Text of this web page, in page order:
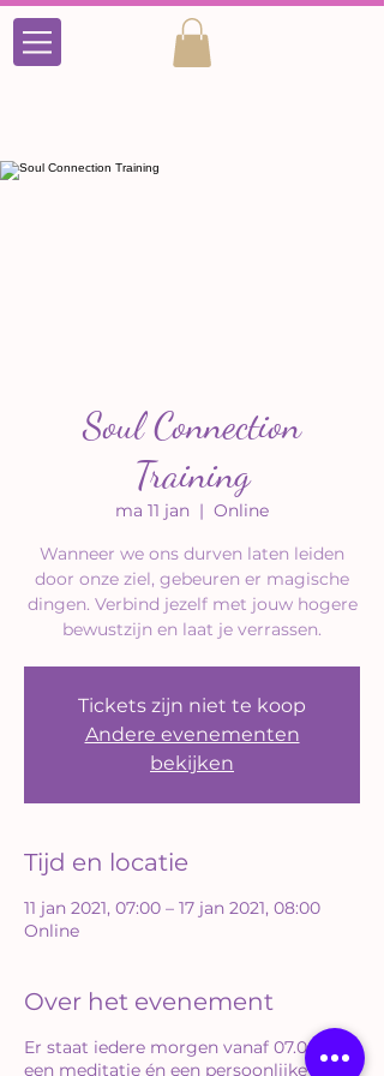
Soul Connection
Training
ma 11 jan
  |
Online
Wanneer we ons durven laten leiden
door onze ziel, gebeuren er magische
dingen. Verbind jezelf met jouw hogere
bewustzijn en laat je verrassen.
Tickets zijn niet te koop
Andere evenementen
bekijken
Tijd en locatie
11 jan 2021, 07:00 – 17 jan 2021, 08:00
Online
Over het evenement
Er staat iedere morgen vanaf 07.00 uur
een meditatie én een persoonlijke